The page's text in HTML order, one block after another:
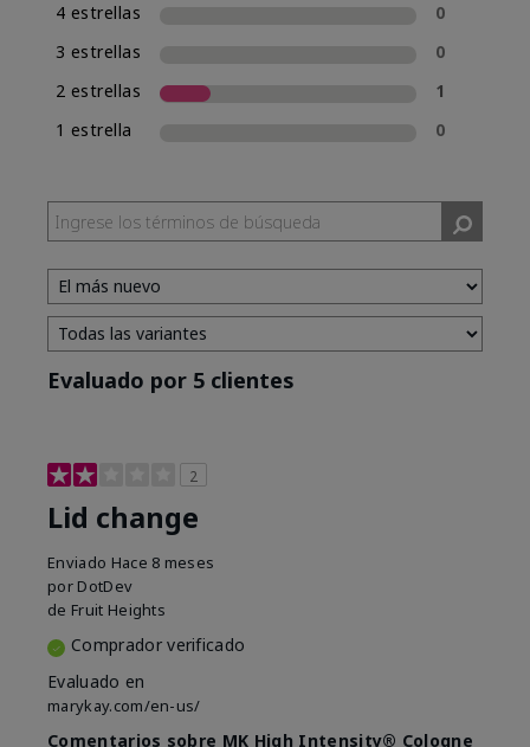
4 estrellas
0
3 estrellas
0
2 estrellas
1
1 estrella
0
Evaluado por 5 clientes
2
Lid change
Enviado Hace 8 meses
por DotDev
de Fruit Heights
Comprador verificado
Evaluado en
marykay.com/en-us/
Comentarios sobre MK High Intensity® Cologne